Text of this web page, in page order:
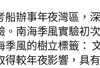
船辦事年夜灣區，深
南海季風實驗初
季風的樹立標籤：
得較年夜影響，具